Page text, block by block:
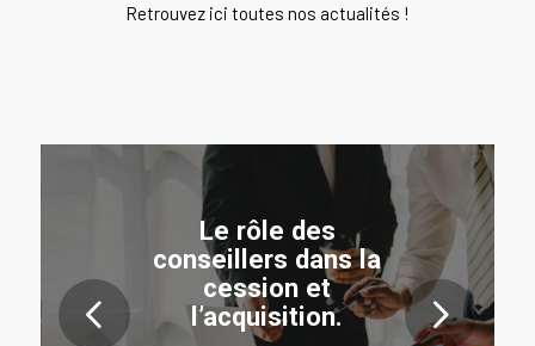
Retrouvez ici toutes nos actualités !
Le rôle des
conseillers dans la
cession et
l’acquisition.
Suivant